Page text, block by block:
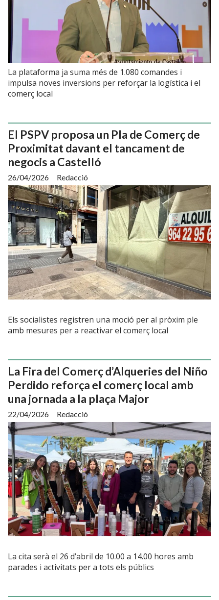
La plataforma ja suma més de 1.080 comandes i
impulsa noves inversions per reforçar la logística i el
comerç local
El PSPV proposa un Pla de Comerç de
Proximitat davant el tancament de
negocis a Castelló
Redacció
26/04/2026
Els socialistes registren una moció per al pròxim ple
amb mesures per a reactivar el comerç local
La Fira del Comerç d’Alqueries del Niño
Perdido reforça el comerç local amb
una jornada a la plaça Major
Redacció
22/04/2026
La cita serà el 26 d’abril de 10.00 a 14.00 hores amb
parades i activitats per a tots els públics